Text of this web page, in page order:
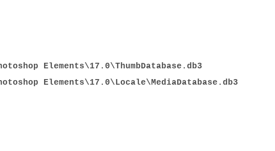
Elements\17.0\ThumbDatabase.db3
Elements\17.0\Locale\MediaDatabase.db3